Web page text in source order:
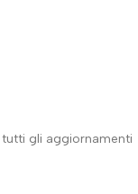
gli aggiornamenti